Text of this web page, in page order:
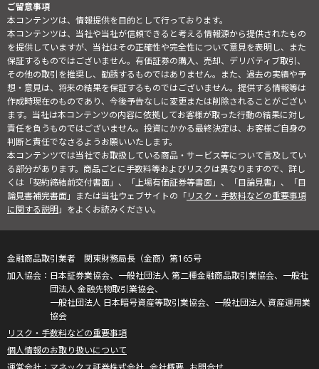
ご留意事項
本コンテンツは、情報提供を目的として行っております。
本コンテンツは、当社や当社が信頼できると考える情報源から提供されたもの
を提供していますが、当社はその正確性や完全性について意見を表明し、また
保証するものではございません。有価証券の購入、売却、デリバティブ取引、
その他の取引を推奨し、勧誘するものではありません。また、過去の実績や予
想・意見は、将来の結果を保証するものではございません。提供する情報等は
作成時現在のものであり、今後予告なしに変更または削除されることがござい
ます。当社は本コンテンツの内容に依拠してお客様が取った行動の結果に対し
責任を負うものではございません。投資にかかる最終決定は、お客様ご自身の
判断と責任でなさるようお願いいたします。
本コンテンツでは当社でお取扱している商品・サービス等について言及してい
る部分があります。商品ごとに手数料等およびリスクは異なりますので、詳し
くは「契約締結前交付書面」、「上場有価証券等書面」、「目論見書」、「目
論見書補完書面」または当社ウェブサイトの「リスク・手数料などの重要事項
に関する説明」をよくお読みください。
金融商品取引業者 関東財務局長（金商）第165号
日本証券業協会、一般社団法人 第二種金融商品取引業協会、一般社
団法人 金融先物取引業協会、
一般社団法人 日本暗号資産等取引業協会、一般社団法人 資産運用業
協会
リスク・手数料などの重要事項
個人情報のお取り扱いについて